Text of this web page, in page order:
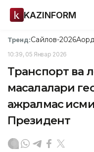
KAZINFORM
Тренд:Сайлов-2026
10:39, 05 Январ 2026
Транспорт ва
масалалари
ажралмас
Президент